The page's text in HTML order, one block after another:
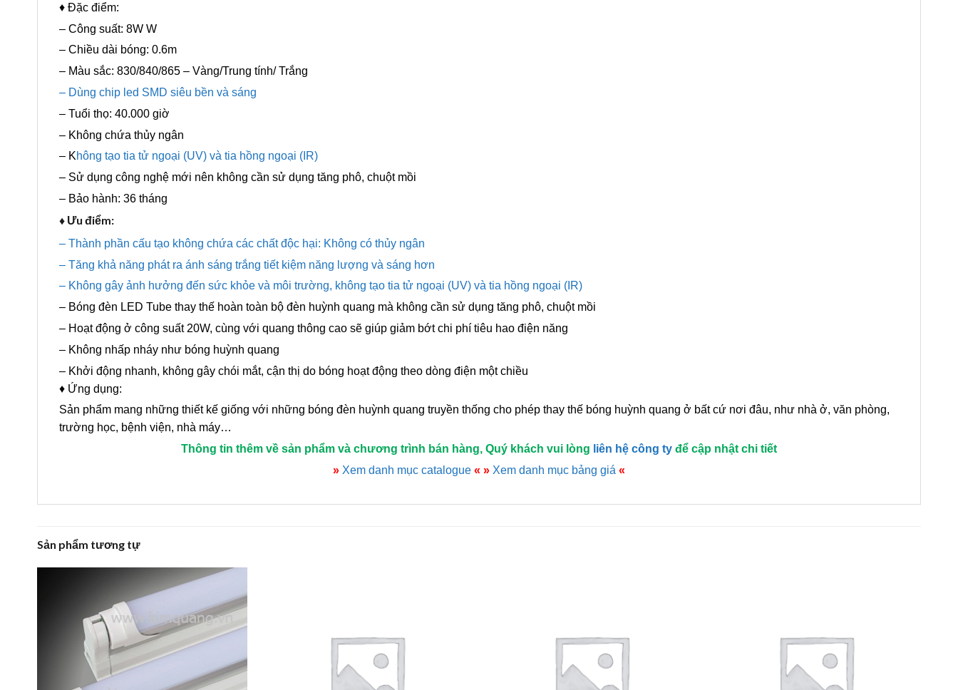
♦ Đặc điểm:
– Công suất: 8W W
– Chiều dài bóng: 0.6m
– Màu sắc: 830/840/865 – Vàng/Trung tính/ Trắng
– Dùng chip led SMD siêu bền và sáng
– Tuổi thọ: 40.000 giờ
– Không chứa thủy ngân
– Không tạo tia tử ngoại (UV) và tia hồng ngoại (IR)
– Sử dụng công nghệ mới nên không cần sử dụng tăng phô, chuột mồi
– Bảo hành: 36 tháng
♦ Ưu điểm:
– Thành phần cấu tạo không chứa các chất độc hại: Không có thủy ngân
– Tăng khả năng phát ra ánh sáng trắng tiết kiệm năng lượng và sáng hơn
– Không gây ảnh hưởng đến sức khỏe và môi trường, không tạo tia tử ngoại (UV) và tia hồng ngoại (IR)
– Bóng đèn LED Tube thay thế hoàn toàn bộ đèn huỳnh quang mà không cần sử dụng tăng phô, chuột mồi
– Hoạt động ở công suất 20W, cùng với quang thông cao sẽ giúp giảm bớt chi phí tiêu hao điện năng
– Không nhấp nháy như bóng huỳnh quang
– Khởi động nhanh, không gây chói mắt, cận thị do bóng hoạt động theo dòng điện một chiều
♦ Ứng dụng:
Sản phẩm mang những thiết kế giống với những bóng đèn huỳnh quang truyền thống cho phép thay thế bóng huỳnh quang ở bất cứ nơi đâu, như nhà ở, văn phòng,
trường học, bệnh viện, nhà máy…
Thông tin thêm về sản phẩm và chương trình bán hàng, Quý khách vui lòng liên hệ công ty để cập nhật chi tiết
» Xem danh mục catalogue « » Xem danh mục bảng giá «
Sản phẩm tương tự